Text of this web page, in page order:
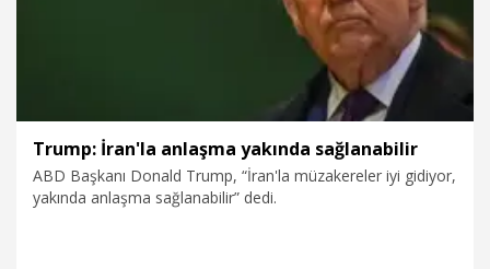
Trump: İran'la anlaşma yakında sağlanabilir
ABD Başkanı Donald Trump, “İran'la müzakereler iyi gidiyor,
yakında anlaşma sağlanabilir” dedi.